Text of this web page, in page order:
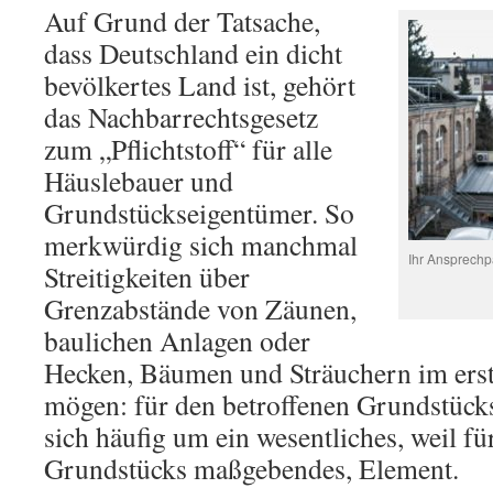
Ihr
Auf Grund der Tatsache,
dass Deutschland ein dicht
bevölkertes Land ist, gehört
das Nachbarrechtsgesetz
zum „Pflichtstoff“ für alle
Häuslebauer und
Grundstückseigentümer. So
merkwürdig sich manchmal
Streitigkeiten über
Grenzabstände von Zäunen,
baulichen Anlagen oder
Hecken, Bäumen und Sträuchern im
mögen: für den betroffenen
sich häufig um ein wesentliches, weil
Grundstücks maßgebendes, Element.